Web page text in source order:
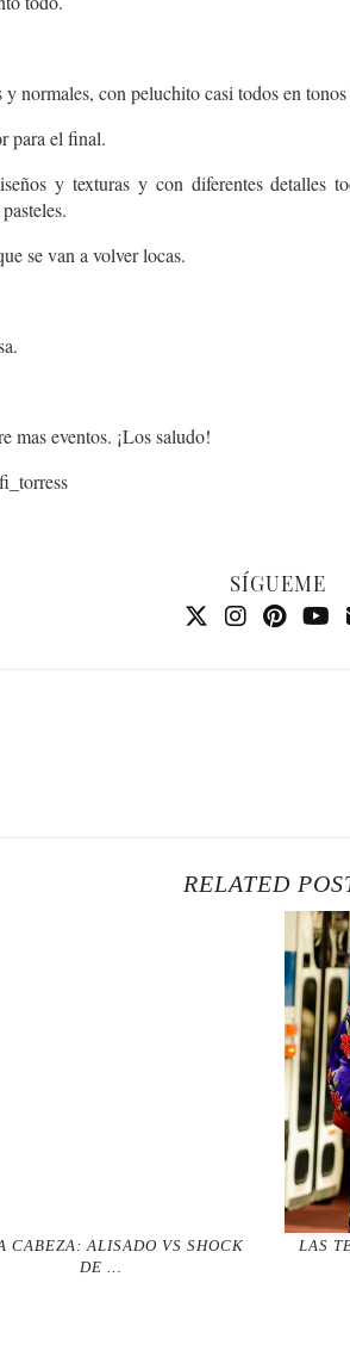
normales, con peluchito casi todos en tonos
para el final.
y texturas y con diferentes detalles
se van a volver locas.
mas eventos. ¡Los saludo!
SÍGUEME
RELATED
CABEZA: ALISADO VS SHOCK
DE …
LAS